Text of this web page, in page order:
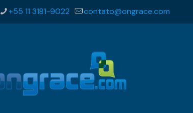
+55 11 3181-9022 contato@ongrace.com